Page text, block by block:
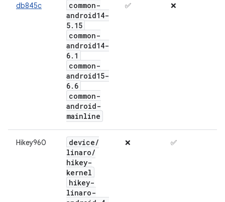
db845c
common-
android14-
5. 15
common-
android14-
6. 1
common-
android15-
6. 6
common-
android-
mainline
✅ ❌
Hikey960 device/
linaro/
hikey-
kernel
hikey-
linaro-
❌ ✅